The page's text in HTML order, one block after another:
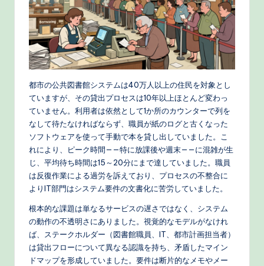
都市の公共図書館システムは40万人以上の住民を対象とし
ていますが、その貸出プロセスは10年以上ほとんど変わっ
ていません。利用者は依然として1か所のカウンターで列を
なして待たなければならず、職員が紙のログと古くなった
ソフトウェアを使って手動で本を貸し出していました。こ
れにより、ピーク時間——特に放課後や週末——に混雑が生
じ、平均待ち時間は15～20分にまで達していました。職員
は反復作業による過労を訴えており、プロセスの不整合に
よりIT部門はシステム要件の文書化に苦労していました。
根本的な課題は単なるサービスの遅さではなく、システム
の動作の不透明さにありました。視覚的なモデルがなけれ
ば、ステークホルダー（図書館職員、IT、都市計画担当者）
は貸出フローについて異なる認識を持ち、矛盾したマイン
ドマップを形成していました。要件は断片的なメモやメー